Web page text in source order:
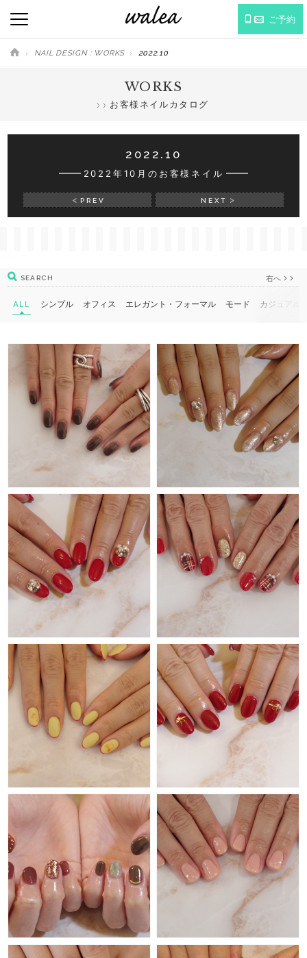
ご予約
NAIL DESIGN : WORKS 2022.10
WORKS
お客様ネイルカタログ
2022.10
2022年10月のお客様ネイル
PREV NEXT
SEARCH 右へ
ALL シンプル オフィス エレガント・フォーマル モード カジュアル